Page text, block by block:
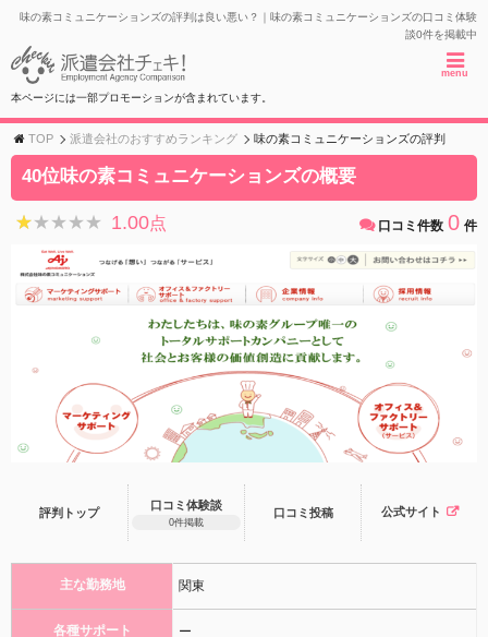
味の素コミュニケーションズの評判は良い悪い？｜味の素コミュニケーションズの口コミ体験
談0件を掲載中
menu
本ページには一部プロモーションが含まれています。
TOP 派遣会社のおすすめランキング 味の素コミュニケーションズの評判
40位味の素コミュニケーションズの概要
★★★★★
★★★★★ 1.00点 口コミ件数 0 件
評判トップ
口コミ体験談
0件掲載
口コミ 投稿 公式サイト
主な勤務地 関東
各種サポート ー